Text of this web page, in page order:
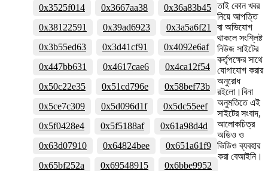
0x3525f014 0x3667aa38
0x36a83b45
0x38122591
0x39ad6923
0x3a5a6f21
0x3b55ed63
0x3d41cf91
0x4092e6af
0x447bb631
0x4617cae6
0x4ca12f54
0x50c22e35
0x51cd796e
0x58bef73b
0x5ce7c309
0x5d096d1f
0x5dc55eef
0x5f0428e4
0x5f5188af
0x61a98d4d
0x63d07910
0x64824bee
0x651a61f9
0x65bf252a
0x69548915
0x6bbe9952
তাই কোন খবর
নিয়ে আপত্তি
বা অভিযোগ
থাকলে সংশ্লিষ্ট
নিউজ সাইটের
কর্তৃপক্ষের সাথে
যোগাযোগ করার
অনুরোধ
রইলো।বিনা
অনুমতিতে এই
সাইটের সংবাদ,
আলোকচিত্র
অডিও ও
ভিডিও ব্যবহার
করা বেআইনি।